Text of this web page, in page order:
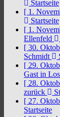
Startseite
[ 1.
Startseite
[ 1.
Ellenfeld
[ 30.
Schmidt
[ 29.
Gast in
[ 28.
zurück
[ 27.
Startseite